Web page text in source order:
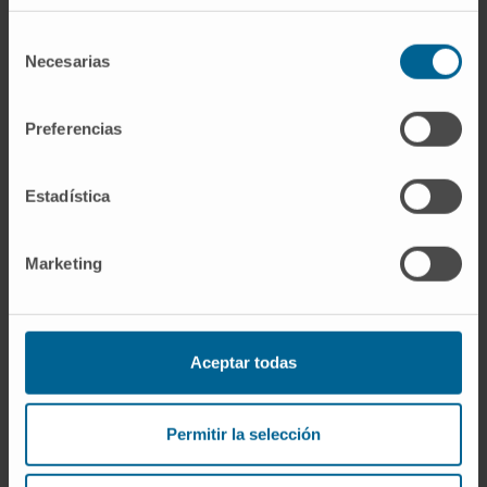
Necesarias
Preferencias
Estadística
Marketing
Aceptar todas
Permitir la selección
El estudio se realiza sobre voluntarios
salud que no tienen la enfermedad para
investigación se centra en la seguridad
Fase II
Se administra el nuevo medicamento a
un número limitado de pacientes
enfermos por un corto periodo de
información preliminar sobre su